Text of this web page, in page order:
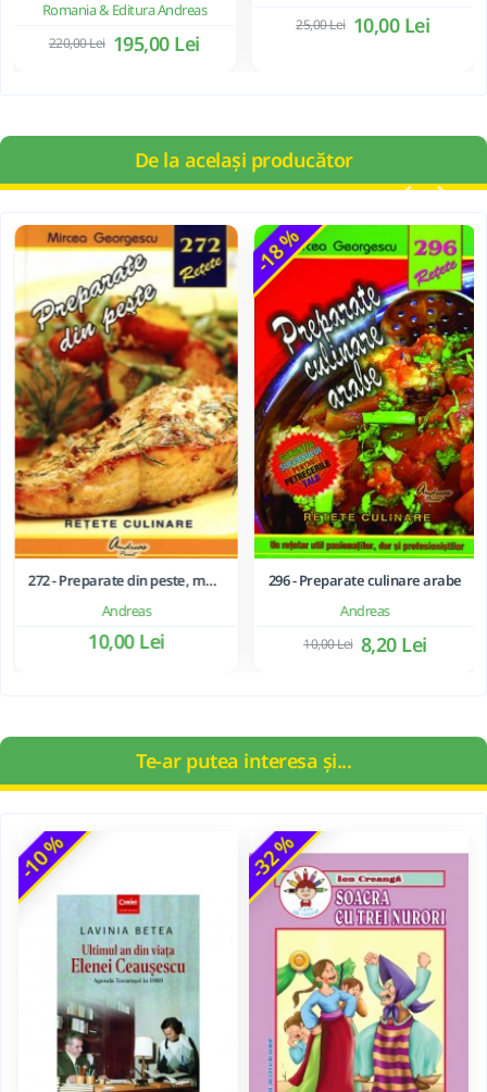
Romania & Editura Andreas
195,00 Lei
220,00 Lei
10,00 Lei
25,00 Lei
De la același producător
Andreas
272 - Preparate din peste, moluste si crustacee
10,00 Lei
-18 %
Andreas
296 - Preparate culinare arabe
8,20 Lei
10,00 Lei
Te-ar putea interesa și...
-10 % -32 %